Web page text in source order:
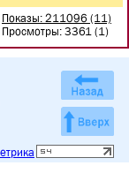
Показы: 211096 (11)
Просмотры: 3361 (1)